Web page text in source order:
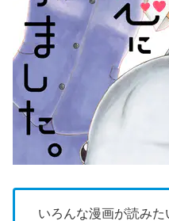
いろんな漫画が読み